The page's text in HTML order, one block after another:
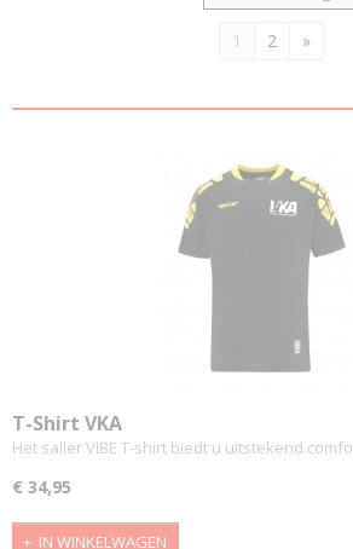
1 2 »
T-Shirt VKA
Het saller VIBE T-shirt biedt u uitstekend
€ 34,95
IN WINKELWAGEN